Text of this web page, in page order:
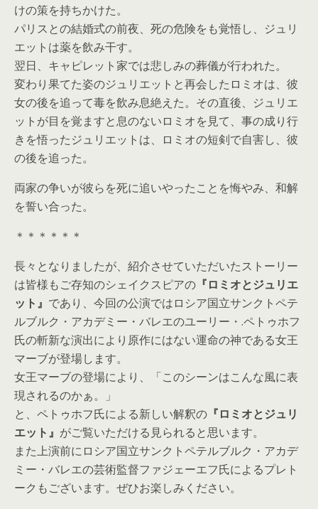
けの策を持ちかけた。
パリスとの結婚式の前夜、死の危険をも覚悟し、ジュリ
エットは薬を飲み干す。
翌日、キャピレット家では悲しみの葬儀が行われた。
変わり果てた姿のジュリエットと再会したロミオは、彼
女の後を追って毒を飲み息絶えた。その直後、ジュリエ
ットが目を覚ますと息のないロミオを見て、事の成り行
きを悟ったジュリエットは、ロミオの短剣で自害し、彼
の後を追った。
両家の争いが彼らを死に追いやったことを悔やみ、和解
を誓い合った。
＊＊＊＊＊＊
長々となりましたが、紹介させていただいたストーリー
は皆様もご存知のシェイクスピアの 『ロミオとジュリエ
ット』 であり、今回の公演ではロシア国立サンクトペテ
ルブルク・アカデミー・バレエのユーリー・.ペトゥホフ
氏の斬新な演出により原作にはない運命の神である女王
マーブが登場します。
女王マーブの登場により、「このシーンはこんな風に表
現されるのかぁ。」
と、ペトゥホフ氏による新しい解釈の 『ロミオとジュリ
エット』 がご覧いただける見られると思います。
また上演前にロシア国立サンクトペテルブルク・アカデ
ミー・バレエの芸術監督ファジェーエフ氏によるプレト
ークもございます。ぜひお楽しみください。